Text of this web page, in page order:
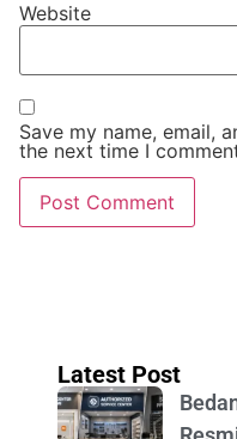
Website
Save my name, email,
the next time I
Latest Post